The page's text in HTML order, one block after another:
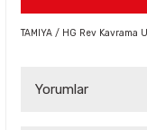
TAMIYA / HG Rev Kavrama
Yorumlar